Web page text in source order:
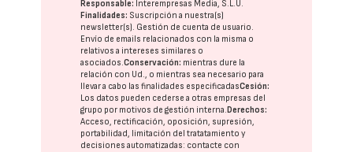
Responsable: Interempresas Media, S.L.U.
Finalidades: Suscripción a nuestra(s)
newsletter(s). Gestión de cuenta de usuario.
Envío de emails relacionados con la misma o
relativos a intereses similares o
asociados.Conservación: mientras dure la
relación con Ud., o mientras sea necesario para
llevar a cabo las finalidades especificadasCesión:
Los datos pueden cederse a otras empresas del
grupo por motivos de gestión interna. Derechos:
Acceso, rectificación, oposición, supresión,
portabilidad, limitación del tratatamiento y
decisiones automatizadas: contacte con